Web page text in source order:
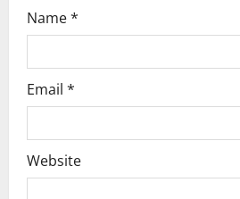
Name*
Email *
Website